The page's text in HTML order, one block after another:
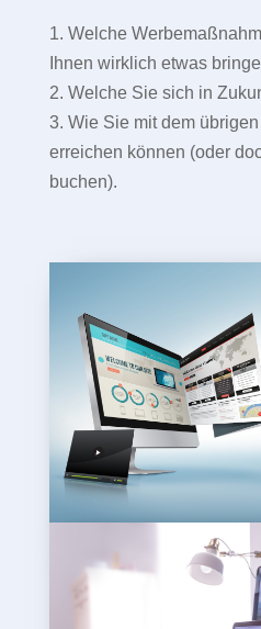
1. Welche
Ihnen wirklich etwas
2. Welche Sie sich in
3. Wie Sie mit dem
erreichen können (oder
buchen).